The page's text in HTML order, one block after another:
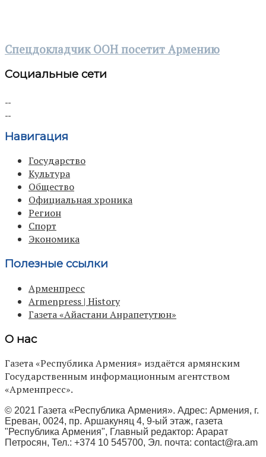
Спецдокладчик ООН посетит Армению
Социальные сети
Навигация
Государство
Культура
Общество
Официальная хроника
Регион
Спорт
Экономика
Полезные ссылки
Арменпресс
Armenpress | History
Газета «Айастани Анрапетутюн»
О нас
Газета «Республика Армения» издаётся армянским
Государственным информационным агентством
«Арменпресс».
© 2021 Газета «Республика Армения». Адрес: Армения, г.
Ереван, 0024, пр. Аршакуняц 4, 9-ый этаж, газета
"Республика Армения", Главный редактор: Арарат
Петросян, Тел.: +374 10 545700, Эл. почта: contact@ra.am